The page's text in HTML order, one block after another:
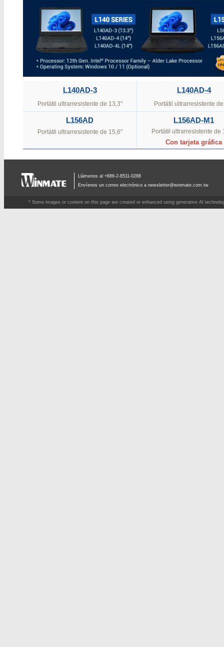
L140AD-3 L140AD-4
Portátil ultrarresistente de 13,3” Portátil ultrarresistente de
L156AD L156AD-M1
Portátil ultrarresistente de 15,6” Portátil ultrarresistente de
Con tarjeta gráfica
Llámenos al +886-2-8511-0288
Envíenos un correo electrónico a newsletter@winmate.com.tw
* Some images or content on this page are created or enhanced using generative AI